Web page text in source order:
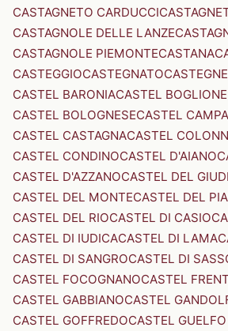
CASTAGNETO CARDUCCI
CASTAGNOLE DELLE LANZE
CASTAGNOLE PIEMONTECASTANA
CASTEGGIOCASTEGNATO
CASTEL BARONIACASTEL BOGLIONE
CASTEL BOLOGNESECASTEL
CASTEL CASTAGNACASTEL
CASTEL CONDINOCASTEL D'AIANO
CASTEL D'AZZANOCASTEL DEL
CASTEL DEL MONTECASTEL DEL
CASTEL DEL RIOCASTEL DI CASIO
CASTEL DI IUDICACASTEL DI LAMA
CASTEL DI SANGROCASTEL DI
CASTEL FOCOGNANOCASTEL
CASTEL GABBIANOCASTEL
CASTEL GOFFREDOCASTEL